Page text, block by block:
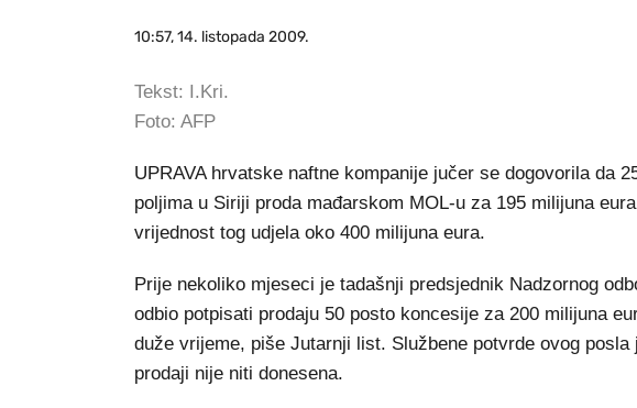
10:57, 14. listopada 2009.
Tekst: I.Kri.
Foto: AFP
UPRAVA hrvatske naftne kompanije jučer se dogovorila da
poljima u Siriji proda mađarskom MOL-u za 195 milijuna
vrijednost tog udjela oko 400 milijuna eura.
Prije nekoliko mjeseci je tadašnji predsjednik Nadzornog
odbio potpisati prodaju 50 posto koncesije za 200 milijuna
duže vrijeme, piše Jutarnji list. Službene potvrde ovog
prodaji nije niti donesena.